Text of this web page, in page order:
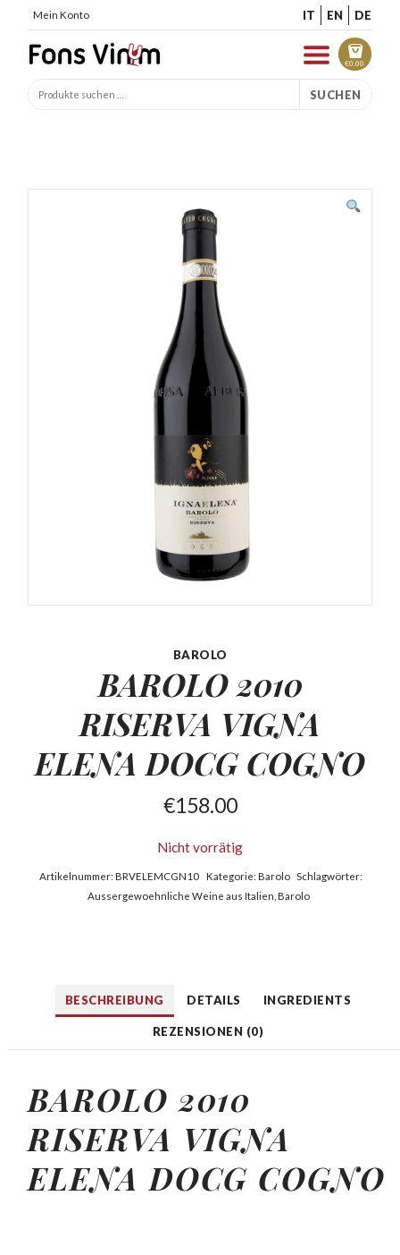
Mein Konto IT EN DE
€0.00
SUCHEN
BAROLO
BAROLO 2010
RISERVA VIGNA
ELENA DOCG COGNO
€158.00
Nicht vorrätig
Artikelnummer:BRVELEMCGN10 Kategorie: Barolo Schlagwörter:
Aussergewoehnliche Weine aus Italien ,Barolo
BESCHREIBUNG DETAILS INGREDIENTS
REZENSIONEN (0)
BAROLO 2010
RISERVA VIGNA
ELENA DOCG COGNO